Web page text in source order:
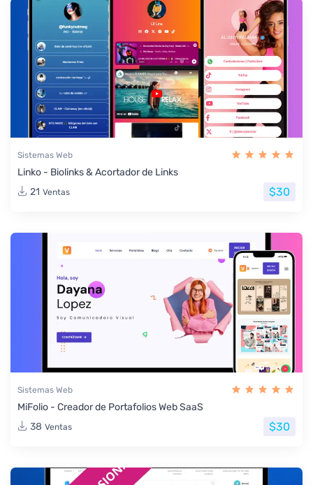
Sistemas Web
Linko - Biolinks & Acortador de Links
21 Ventas $30
Sistemas Web
MiFolio - Creador de Portafolios Web SaaS
38 Ventas $30